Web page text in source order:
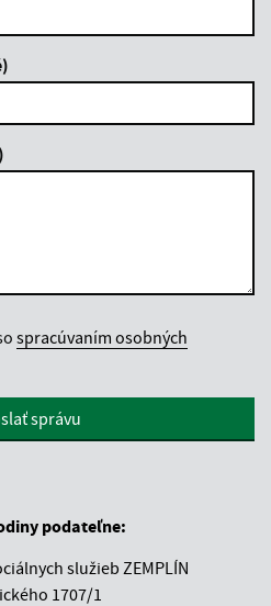
spracúvaním osobných
správu
podateľne:
služieb ZEMPLÍN
1707/1